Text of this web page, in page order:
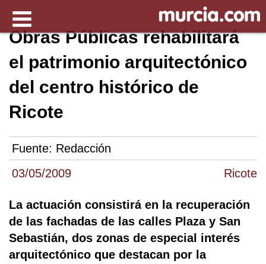
03/05/2009 Ricote
Obras Públicas rehabilitará
el patrimonio arquitectónico
del centro histórico de
Ricote
Fuente: Redacción
La actuación consistirá en la recuperación
de las fachadas de las calles Plaza y San
Sebastián, dos zonas de especial interés
arquitectónico que destacan por la